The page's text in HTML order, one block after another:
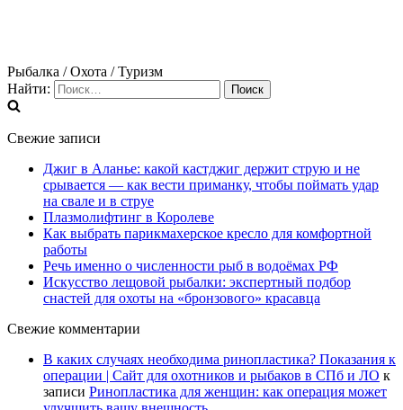
Рыбалка / Охота / Туризм
Найти:
Свежие записи
Джиг в Аланье: какой кастджиг держит струю и не
срывается — как вести приманку, чтобы поймать удар
на свале и в струе
Плазмолифтинг в Королеве
Как выбрать парикмахерское кресло для комфортной
работы
Речь именно о численности рыб в водоёмах РФ
Искусство лещовой рыбалки: экспертный подбор
снастей для охоты на «бронзового» красавца
Свежие комментарии
В каких случаях необходима ринопластика? Показания к
операции | Сайт для охотников и рыбаков в СПб и ЛО к
записи Ринопластика для женщин: как операция может